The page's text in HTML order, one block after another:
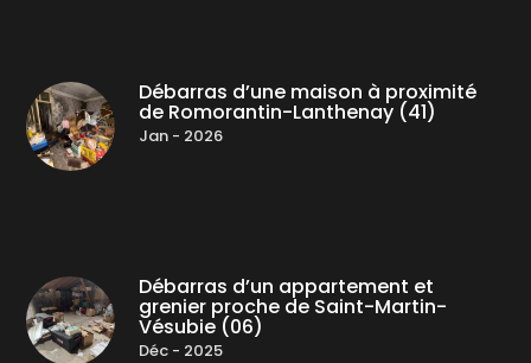
Débarras d’une maison à proximité
de Romorantin-Lanthenay (41)
Jan - 2026
Débarras d’un appartement et
grenier proche de Saint-Martin-
Vésubie (06)
Déc - 2025